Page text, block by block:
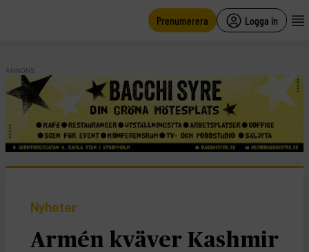
Prenumerera Logga in
ANNONS
Nyheter
Armén kväver Kashmir